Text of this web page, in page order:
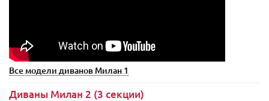
Все модели диванов Милан 1
Диваны Милан 2 (3 секции)